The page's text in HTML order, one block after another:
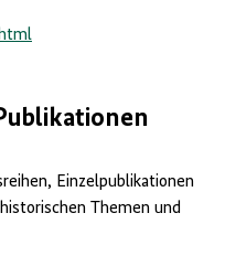
Einzelpublikationen
Themen und